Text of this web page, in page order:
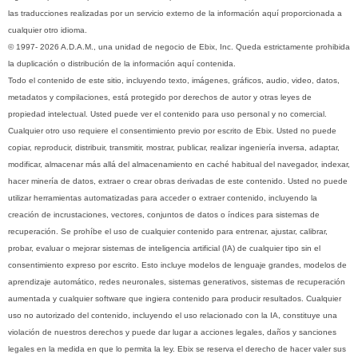
las traducciones realizadas por un servicio externo de la información aquí proporcionada a
cualquier otro idioma.
© 1997- 2026 A.D.A.M., una unidad de negocio de Ebix, Inc. Queda estrictamente prohibida
la duplicación o distribución de la información aquí contenida.
Todo el contenido de este sitio, incluyendo texto, imágenes, gráficos, audio, video, datos,
metadatos y compilaciones, está protegido por derechos de autor y otras leyes de
propiedad intelectual. Usted puede ver el contenido para uso personal y no comercial.
Cualquier otro uso requiere el consentimiento previo por escrito de Ebix. Usted no puede
copiar, reproducir, distribuir, transmitir, mostrar, publicar, realizar ingeniería inversa, adaptar,
modificar, almacenar más allá del almacenamiento en caché habitual del navegador, indexar,
hacer minería de datos, extraer o crear obras derivadas de este contenido. Usted no puede
utilizar herramientas automatizadas para acceder o extraer contenido, incluyendo la
creación de incrustaciones, vectores, conjuntos de datos o índices para sistemas de
recuperación. Se prohíbe el uso de cualquier contenido para entrenar, ajustar, calibrar,
probar, evaluar o mejorar sistemas de inteligencia artificial (IA) de cualquier tipo sin el
consentimiento expreso por escrito. Esto incluye modelos de lenguaje grandes, modelos de
aprendizaje automático, redes neuronales, sistemas generativos, sistemas de recuperación
aumentada y cualquier software que ingiera contenido para producir resultados. Cualquier
uso no autorizado del contenido, incluyendo el uso relacionado con la IA, constituye una
violación de nuestros derechos y puede dar lugar a acciones legales, daños y sanciones
legales en la medida en que lo permita la ley. Ebix se reserva el derecho de hacer valer sus